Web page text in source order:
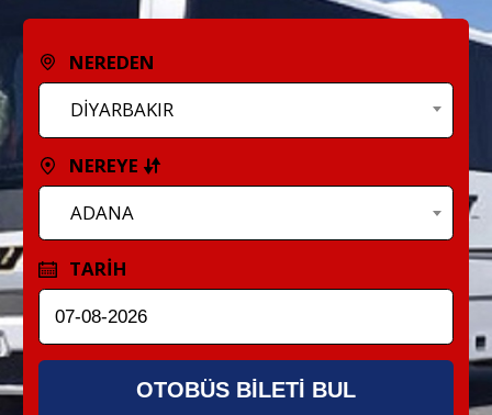
NEREDEN
DİYARBAKIR
NEREYE
ADANA
TARİH
OTOBÜS BİLETİ BUL